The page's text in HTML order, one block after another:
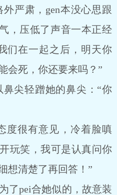
肃，gen本没心思跟
，压低了声音一本正经
们在一起之后，明天你
会死，你还要来吗？”
尖轻蹭她的鼻尖：“你
很有意见，冷着脸嗔
玩笑，我可是认真问你
想清楚了再回答！”
pei合她似的，故意装